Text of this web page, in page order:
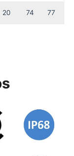
20 74 77